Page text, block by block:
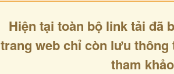
Hiện tại toàn bộ link tải đã
trang web chỉ còn lưu thông
tham